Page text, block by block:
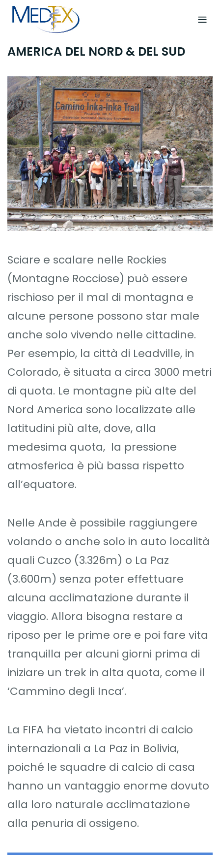
Skip
AMERICA DEL NORD & DEL SUD
Sciare e scalare nelle Rockies
(Montagne Rocciose) può essere
rischioso per il mal di montagna e
alcune persone possono star male
anche solo vivendo nelle cittadine.
Per esempio, la città di Leadville, in
Colorado, è situata a circa 3000 metri
di quota. Le montagne più alte del
Nord America sono localizzate alle
latitudini più alte, dove, alla
medesima quota, la pressione
atmosferica è più bassa rispetto
all’equatore.
Nelle Ande è possibile raggiungere
volando o anche solo in auto località
quali Cuzco (3.326m) o La Paz
(3.600m) senza poter effettuare
alcuna acclimatazione durante il
viaggio. Allora bisogna restare a
riposo per le prime ore e poi fare vita
tranquilla per alcuni giorni prima di
iniziare un trek in alta quota, come il
‘Cammino degli Inca’.
La FIFA ha vietato incontri di calcio
internazionali a La Paz in Bolivia,
poiché le squadre di calcio di casa
hanno un vantaggio enorme dovuto
alla loro naturale acclimatazione
alla penuria di ossigeno.